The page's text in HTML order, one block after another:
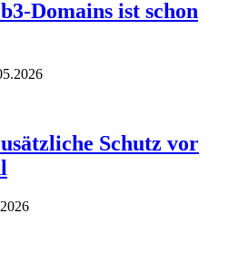
Domains ist schon
Schutz vor